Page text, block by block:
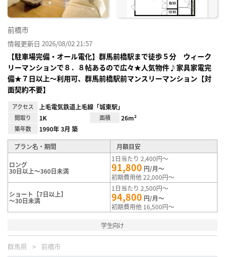
前橋市
情報更新日 2026/08/02 21:57
【駐車場完備・オール電化】群馬前橋駅まで徒歩５分 ウィーク
リーマンションで８．８帖あるので広々★人気物件♪家具家電完
備★７日以上～利用可、群馬前橋駅前マンスリーマンション【対
面契約不要】
アクセス 上毛電気鉄道上毛線「城東駅」
間取り 1K 面積 26m²
築年数 1990年 3月 築
プラン名・期間 月額目安
ロング
30日以上～360日未満
1日当たり 2,400円～
91,800 円/月～
初期費用他 22,000円～
ショート【7日以上】
～30日未満
1日当たり 2,500円～
94,800 円/月～
初期費用他 16,500円～
学生向け
群馬県 前橋市